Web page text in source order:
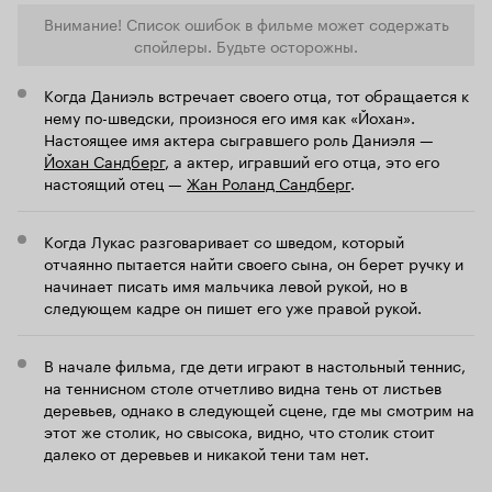
как она очень красива, масштабна и
выразительна.Актерская игра. В этом фильме
актерские работы. Отдельной похвалы
заслуживает Наоми Уоттс, которая за свою
работу в этом фильме удостоилась ряда
серьезных наград и номинации (в том числе и
номинации на премию 'Оскар'). Пожалуй, это
одна из самых сильных и целостных ролей в её
семью, несмотря на серьезные травмы. Её игра
настолько хороша, что ей действительно
веришь. Очень хорошо со своей ролью
справился Юэн МакГрегор, играющий отца
ролей этого замечательного актера.
Впечатлила меня и работа актеров, играющих
сыновей главных героев. Они блестяще
справились со своими ролями, несмотря на
свой юный возраст. Совсем недетский уровень
актерской игры. Очень удивил 15-летний Том
Внимание! Список ошибок в фильме может содержать
спойлеры. Будьте осторожны.
Когда Даниэль встречает своего отца, тот обращается к
нему по-шведски, произнося его имя как «Йохан».
Настоящее имя актера сыгравшего роль Даниэля —
Йохан Сандберг, а актер, игравший его отца, это его
настоящий отец — Жан Роланд Сандберг.
Когда Лукас разговаривает со шведом, который
отчаянно пытается найти своего сына, он берет ручку и
начинает писать имя мальчика левой рукой, но в
следующем кадре он пишет его уже правой рукой.
В начале фильма, где дети играют в настольный теннис,
на теннисном столе отчетливо видна тень от листьев
деревьев, однако в следующей сцене, где мы смотрим на
этот же столик, но свысока, видно, что столик стоит
далеко от деревьев и никакой тени там нет.